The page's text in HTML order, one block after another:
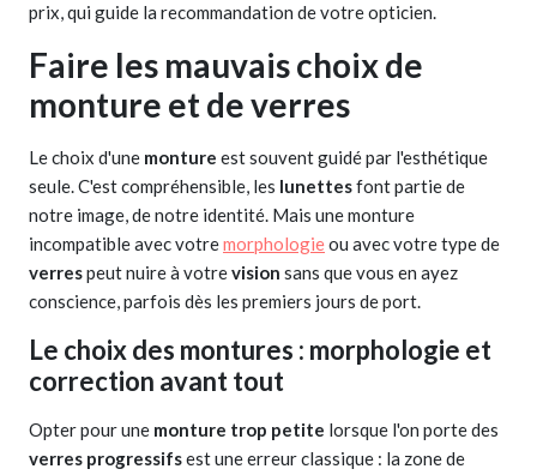
prix, qui guide la recommandation de votre opticien.
Faire les mauvais choix de
monture et de verres
Le choix d'une monture est souvent guidé par l'esthétique
seule. C'est compréhensible, les lunettesfont partie de
notre image, de notre identité. Mais une monture
incompatible avec votremorphologieou avec votre type de
verrespeut nuire à votrevision sans que vous en ayez
conscience, parfois dès les premiers jours de port.
Le choix des montures : morphologie et
correction avant tout
Opter pour une monture trop petite lorsque l'on porte des
verres progressifsest une erreur classique : la zone de